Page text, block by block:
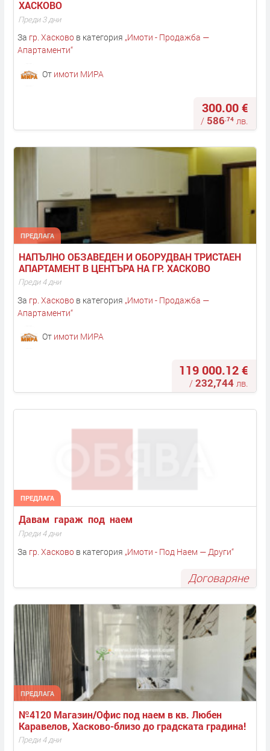
ХАСКОВО
Преди 3 дни
За гр. Хасковов категория „Имоти - Продажба —
Апартаменти“
От имоти МИРА
300.00 €
/ 586.74 лв.
ПРЕДЛАГА
НАПЪЛНО ОБЗАВЕДЕН И ОБОРУДВАН ТРИСТАЕН
АПАРТАМЕНТ В ЦЕНТЪРА НА ГР. ХАСКОВО
Преди 4 дни
За гр. Хасковов категория „Имоти - Продажба —
Апартаменти“
От имоти МИРА
119 000.12 €
/232,744 лв.
ПРЕДЛАГА
Давам  гараж  под  наем
Преди 4 дни
За гр. Хасковов категория „Имоти - Под Наем — Други“
Договаряне
ПРЕДЛАГА
№4120 Магазин/Офис под наем в кв. Любен
Каравелов, Хасково-близо до градската градина!
Преди 4 дни